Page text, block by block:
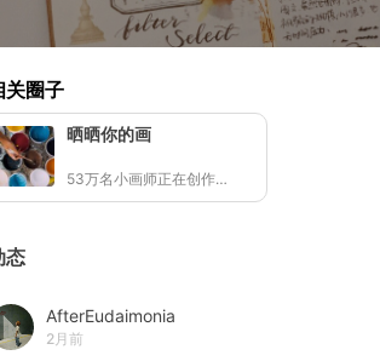
关圈子
晒晒你的画
53万名小画师正在创作👩🏻‍🎨
态
AfterEudaimonia
2月前